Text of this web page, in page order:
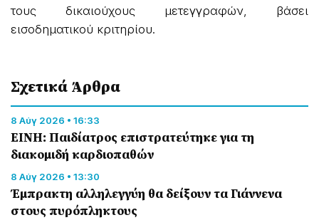
τους δικαιούχους μετεγγραφών, βάσει
εισοδηματικού κριτηρίου.
Σχετικά Άρθρα
8 Αύγ 2026 • 16:33
ΕΙΝΗ: Παιδίατρος επιστρατεύτηκε για τη
διακομιδή καρδιοπαθών
8 Αύγ 2026 • 13:30
Έμπρακτη αλληλεγγύη θα δείξουν τα Γιάννενα
στους πυρόπληκτους